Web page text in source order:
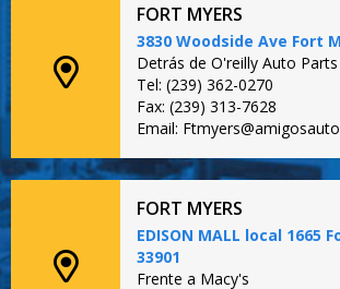
FORT MYERS
3830 Woodside Ave Fort
Detrás de O'reilly Auto Parts
Tel: (239) 362-0270
Fax: (239) 313-7628
Email:
FORT MYERS
EDISON MALL local 1665
33901
Frente a Macy's